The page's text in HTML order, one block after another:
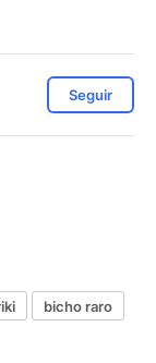
Seguir
bicho raro